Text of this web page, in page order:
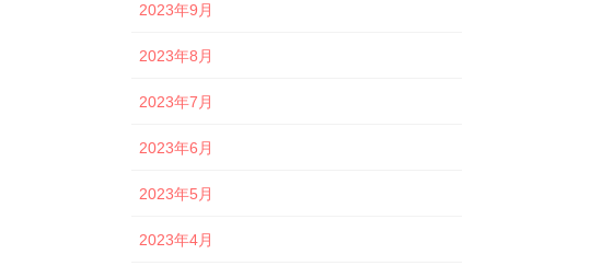
2023年9月
2023年8月
2023年7月
2023年6月
2023年5月
2023年4月